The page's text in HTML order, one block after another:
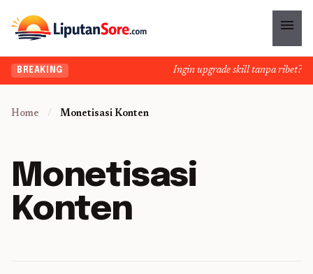
menu
BREAKING Ingin upgrade skill tanpa ribet?
Home / Monetisasi Konten
Monetisasi
Konten